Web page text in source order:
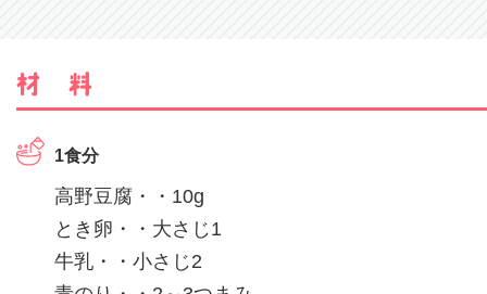
1食分
高野豆腐・・10g
とき卵・・大さじ1
牛乳・・小さじ2